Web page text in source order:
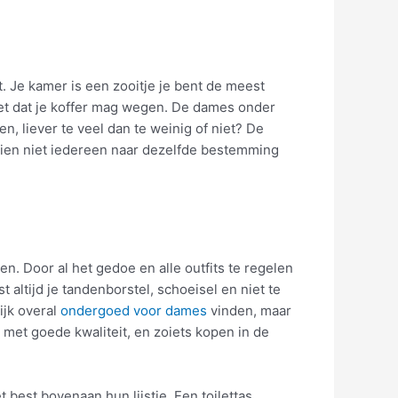
Je kamer is een zooitje je bent de meest
dat je koffer mag wegen. De dames onder
liever te veel dan te weinig of niet? De
niet iedereen naar dezelfde bestemming
Door al het gedoe en alle outfits te regelen
altijd je tandenborstel, schoeisel en niet te
overal ondergoed voor dames vinden, maar
goede kwaliteit, en zoiets kopen in de